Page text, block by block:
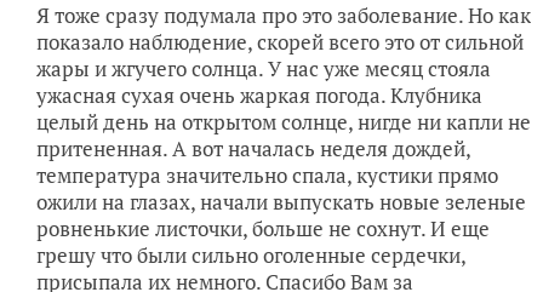
Я тоже сразу подумала про это заболевание. Но как
показало наблюдение, скорей всего это от сильной
жары и жгучего солнца. У нас уже месяц стояла
ужасная сухая очень жаркая погода. Клубника
целый день на открытом солнце, нигде ни капли не
притененная. А вот началась неделя дождей,
температура значительно спала, кустики прямо
ожили на глазах, начали выпускать новые зеленые
ровненькие листочки, больше не сохнут. И еще
грешу что были сильно оголенные сердечки,
присыпала их немного. Спасибо Вам за